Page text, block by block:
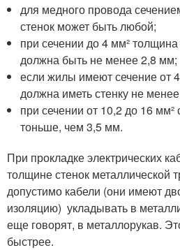
для медного провода
стенок может быть любой;
при сечении до 4 мм²
должна быть не менее 2,8 мм;
если жилы имеют сечение от
должна иметь стенку не
при сечении от 10,2 до 16
тоньше, чем 3,5 мм.
При прокладке электрических
толщине стенок металлической
допустимо кабели (они имеют
изоляцию) укладывать в
еще говорят, в металлорукав.
быстрее.